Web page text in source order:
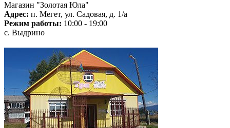
Магазин "Золотая Юла"
Адрес: п. Мегет, ул. Садовая, д. 1/а
Режим работы: 10:00 - 19:00
с. Выдрино